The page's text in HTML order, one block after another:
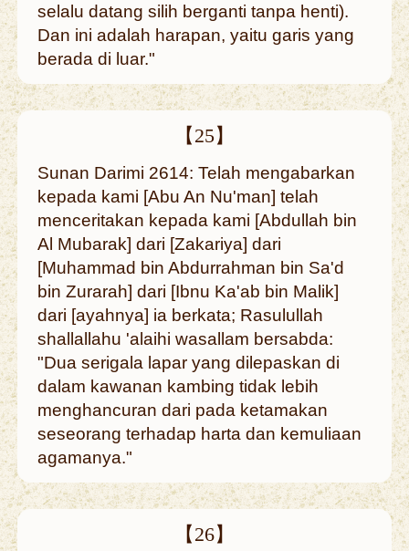
selalu datang silih berganti tanpa henti).
Dan ini adalah harapan, yaitu garis yang
berada di luar."
【25】
Sunan Darimi 2614: Telah mengabarkan
kepada kami [Abu An Nu'man] telah
menceritakan kepada kami [Abdullah bin
Al Mubarak] dari [Zakariya] dari
[Muhammad bin Abdurrahman bin Sa'd
bin Zurarah] dari [Ibnu Ka'ab bin Malik]
dari [ayahnya] ia berkata; Rasulullah
shallallahu 'alaihi wasallam bersabda:
"Dua serigala lapar yang dilepaskan di
dalam kawanan kambing tidak lebih
menghancuran dari pada ketamakan
seseorang terhadap harta dan kemuliaan
agamanya."
【26】